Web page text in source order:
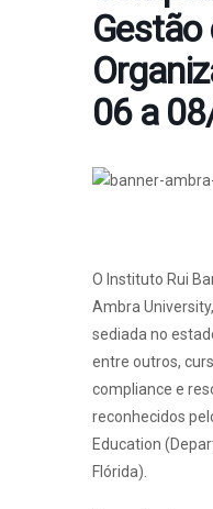
06 a
O Instituto Rui
Ambra
sediada no
entre outros,
compliance e
reconhecidos
Education
Flórida).